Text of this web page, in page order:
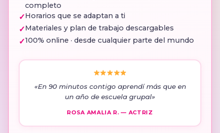
completo
Horarios que se adaptan a ti
Materiales y plan de trabajo descargables
100% online · desde cualquier parte del mundo
«En 90 minutos contigo aprendí más que en
un año de escuela grupal»
ROSA AMALIA R. — ACTRIZ